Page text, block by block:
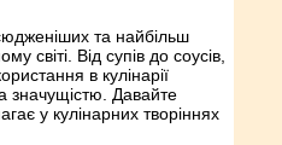
та найбільш
світі. Від супів до соусів,
в кулінарії
значущістю. Давайте
у кулінарних творіннях